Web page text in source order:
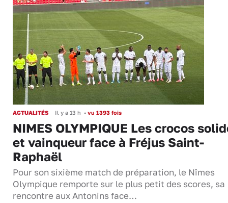
ACTUALITÉS Il y a 13 h • vu 1393 fois
NIMES OLYMPIQUE Les crocos
et vainqueur face à Fréjus Saint-
Raphaël
Pour son sixième match de préparation, le Nîmes
Olympique remporte sur le plus petit des scores, sa
rencontre aux Antonins face…